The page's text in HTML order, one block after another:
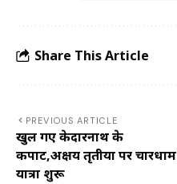
Share This Article
PREVIOUS ARTICLE
खुल गए केदारनाथ के
कपाट,अक्षय तृतीया पर चारधाम
यात्रा शुरू